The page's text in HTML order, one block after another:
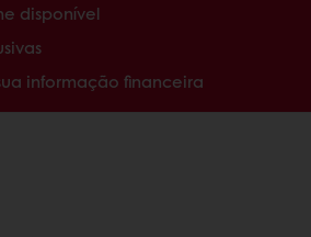
disponível
informação financeira